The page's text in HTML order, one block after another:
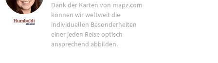
Dank der Karten von mapz.com
können wir weltweit die
individuellen Besonderheiten
einer jeden Reise optisch
ansprechend abbilden.